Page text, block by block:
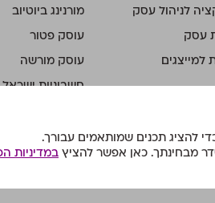
לניהול עסק
עסק
למייצגים
מורנינג ביוטיוב
עוסק פטור
עוסק מורשה
חשבוניות ישראל
מחשבונים
מבחינתך. כאן אפשר להציץ במדיניות